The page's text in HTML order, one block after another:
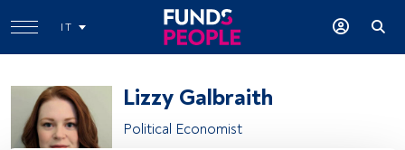
IT
Lizzy Galbraith
Political Economist